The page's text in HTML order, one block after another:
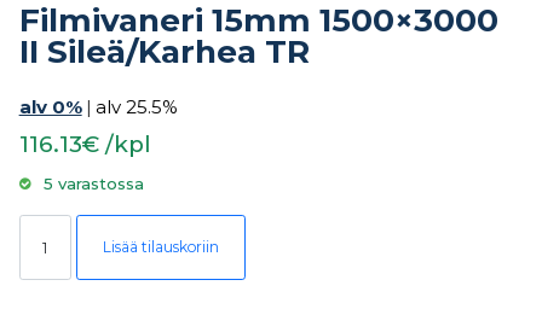
Filmivaneri 15mm 1500×3000
II Sileä/Karhea TR
alv 0% | alv 25.5%
116.13€ /kpl
5 varastossa
Filmivaneri 15mm 1500x3000 II Sileä/Karhea TR määrä
Lisää tilauskoriin